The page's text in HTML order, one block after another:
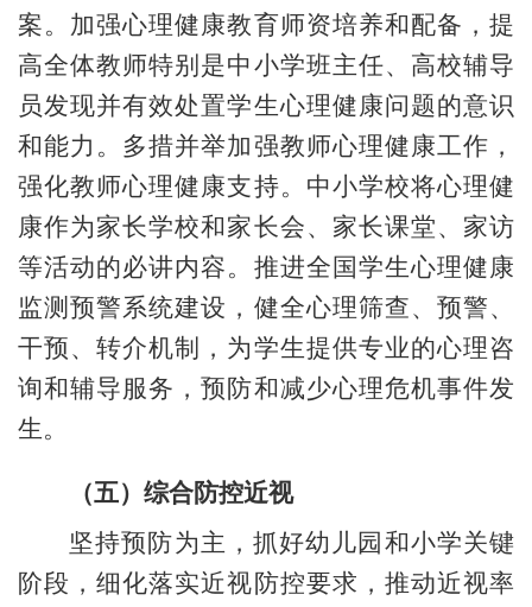
案。加强心理健康教育师资培养和配备，提
高全体教师特别是中小学班主任、高校辅导
员发现并有效处置学生心理健康问题的意识
和能力。多措并举加强教师心理健康工作，
强化教师心理健康支持。中小学校将心理健
康作为家长学校和家长会、家长课堂、家访
等活动的必讲内容。推进全国学生心理健康
监测预警系统建设，健全心理筛查、预警、
干预、转介机制，为学生提供专业的心理咨
询和辅导服务，预防和减少心理危机事件发
生。
（五）综合防控近视
坚持预防为主，抓好幼儿园和小学关键
阶段，细化落实近视防控要求，推动近视率